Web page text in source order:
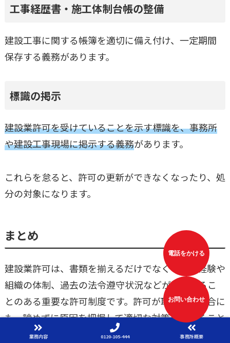
電話をかける
お問い合わせ
工事経歴書・施工体制台帳の整備
建設工事に関する帳簿を適切に備え付け、一定期間
保存する義務があります。
標識の掲示
建設業許可を受けていることを示す標識を、事務所
や建設工事現場に掲示する義務があります。
これらを怠ると、許可の更新ができなくなったり、処
分の対象になります。
まとめ
建設業許可は、書類を揃えるだけでなくて実務経験や
組織の体制、過去の法令遵守状況などが問われるこ
とのある重要な許可制度です。許可が取れない場合に
も、諦めずに原因を把握して適切な対策を講じること
で取得の可能性はあります。
業務内容 0120-105-444 事務所概要